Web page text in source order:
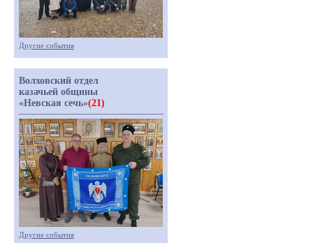
Другие события
Волховский отдел
казачьей общины
«Невская сечь»(21)
Другие события